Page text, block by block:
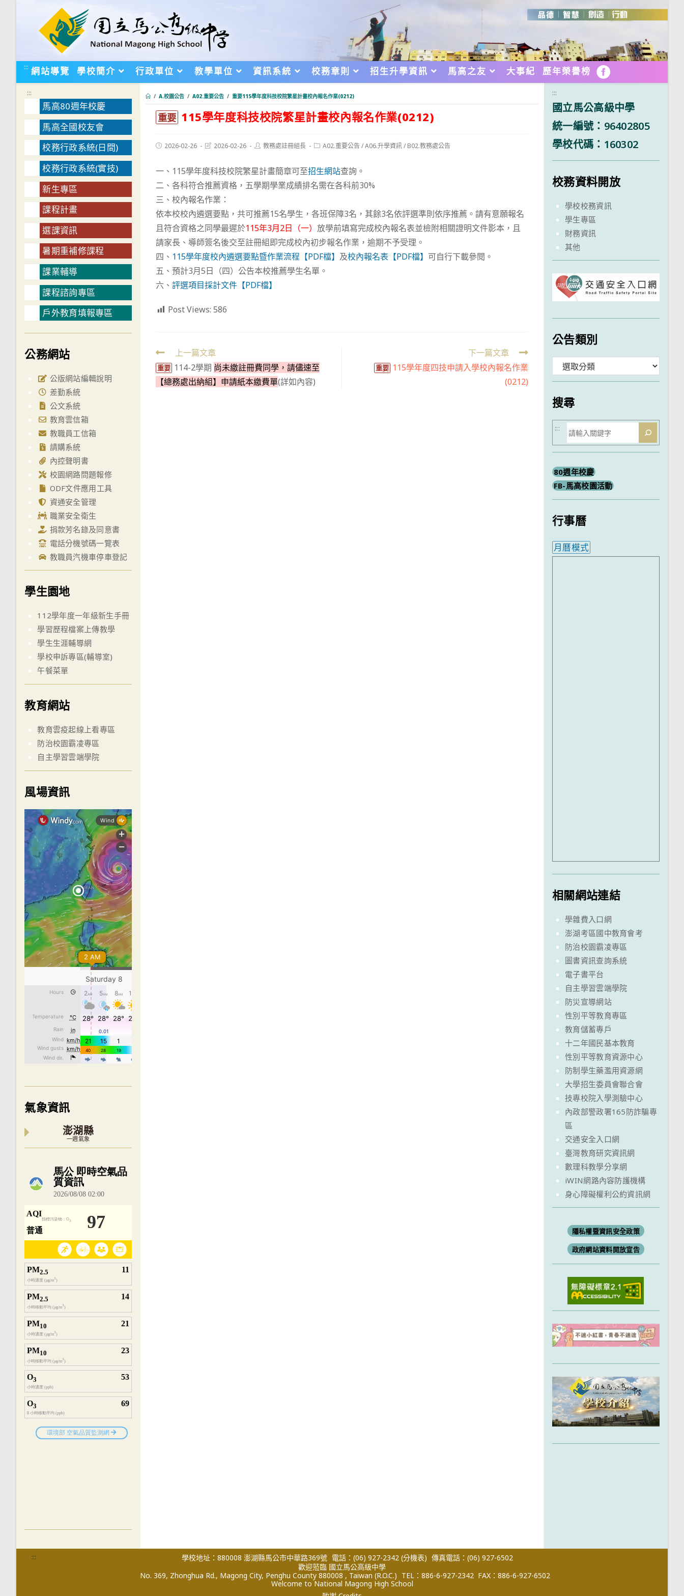
::: 網站導覽 學校簡介 行政單位 教學單位 資訊系統 校務章則 招生升學資訊 馬高之友 大事紀 歷年榮譽榜 FB
/ A.校園公告 / A02.重要公告 / 重要115學年度科技校院繁星計畫校內報名作業(0212)
重要 115學年度科技校院繁星計畫校內報名作業(0212)
Post2026-02-26
Post2026-02-26
Post教務處註冊組長
PostA02.重要公告/A06.升學資訊/ B02.教務處公告
一、115學年度科技校院繁星計畫簡章可至招生網站查詢。
二、各科符合推薦資格，五學期學業成績排名需在各科前30%
三、校內報名作業：
依本校校內遴選要點，共可推薦15名學生，各班保障3名，其餘3名依評選準則依序推薦。請有意願報名
且符合資格之同學最遲於115年3月2日（一）放學前填寫完成校內報名表並檢附相關證明文件影本，且
請家長、導師簽名後交至註冊組即完成校內初步報名作業，逾期不予受理。
四、 115學年度校內遴選要點暨作業流程【PDF檔】 及校內報名表【PDF檔】 可自行下載參閱。
五、預計3月5日（四）公告本校推薦學生名單。
六、評選項目採計文件【PDF檔】
Post Views: 586
Read
more
articles
上一篇文章
重要 114-2學期 尚未繳註冊費同學，請儘速至
【總務處出納組】申請紙本繳費單(詳如內容)
下一篇文章
重要 115學年度四技申請入學校內報名作業
(0212)
:::
馬高80週年校慶
馬高全國校友會
校務行政系統(日間)
校務行政系統(實技)
新生專區
課程計畫
選課資訊
暑期重補修課程
課業輔導
課程諮詢專區
戶外教育填報專區
公務網站
公版網站編輯說明
差勤系統
公文系統
教育雲信箱
教職員工信箱
請購系統
內控聲明書
校園網路問題報修
ODF文件應用工具
資通安全管理
職業安全衛生
捐款芳名錄及同意書
電話分機號碼一覽表
教職員汽機車停車登記
學生園地
112學年度一年級新生手冊
學習歷程檔案上傳教學
學生生涯輔導網
學校申訴專區(輔導室)
午餐菜單
教育網站
教育雲疫起線上看專區
防治校園霸凌專區
自主學習雲端學院
風場資訊
氣象資訊
澎湖縣
一週氣象
內嵌空氣品質小工具為視覺預覽，完整即時空氣品質資料請開啟
:::
國立馬公高級中學
統一編號：96402805
學校代碼：160302
校務資料開放
學校校務資訊
學生專區
財務資訊
其他
公告類別
類
搜尋
搜
尋
:::
80週年校慶
FB-馬高校園活動
行事曆
月曆模式
相關網站連結
學雜費入口網
澎湖考區國中教育會考
防治校園霸凌專區
圖書資訊查詢系統
電子書平台
自主學習雲端學院
防災宣導網站
性別平等教育專區
教育儲蓄專戶
十二年國民基本教育
性別平等教育資源中心
防制學生藥濫用資源網
大學招生委員會聯合會
技專校院入學測驗中心
內政部警政署165防詐騙專
區
交通安全入口網
臺灣教育研究資訊網
數理科教學分享網
iWIN網路內容防護機構
身心障礙權利公約資訊網
隱私權暨資訊安全政策
政府網站資料開放宣告
::: 學校地址：880008 澎湖縣馬公市中華路369號 電話：(06) 927-2342 (分機表) 傳真電話：(06) 927-6502
歡迎蒞臨 國立馬公高級中學
No. 369, Zhonghua Rd., Magong City, Penghu County 880008 , Taiwan (R.O.C.) TEL：886-6-927-2342 FAX：886-6-927-6502
Welcome to National Magong High School